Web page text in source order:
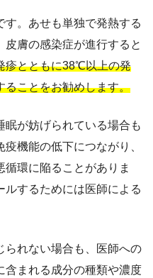
。あせも単独で発熱する
皮膚の感染症が進行すると
疹とともに38℃以上の発
ることをお勧めします。
が妨げられている場合も
機能の低下につながり、
環に陥ることがありま
するためには医師による
られない場合も、医師への
含まれる成分の種類や濃度